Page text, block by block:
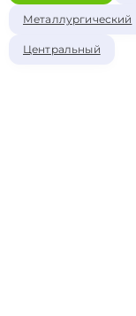
Металлургический
Центральный